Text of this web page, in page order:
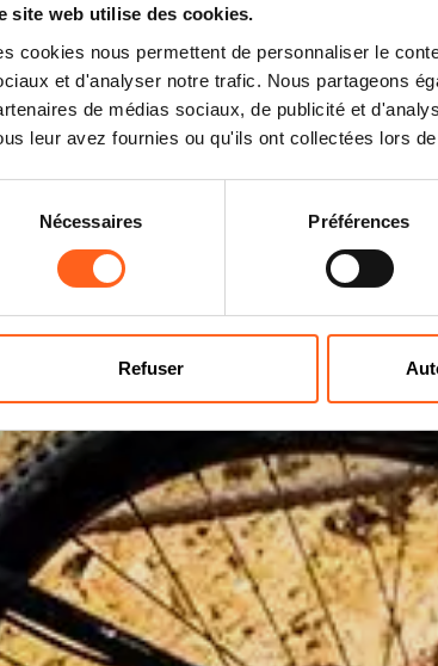
site web utilise des cookies.
cookies nous permettent de personnaliser le
et d'analyser notre trafic. Nous partageons
de médias sociaux, de publicité et
leur avez fournies ou qu'ils ont collectées lors
Nécessaires Préférences
Refuser